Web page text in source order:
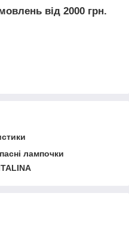
від 2000 грн.
лампочки